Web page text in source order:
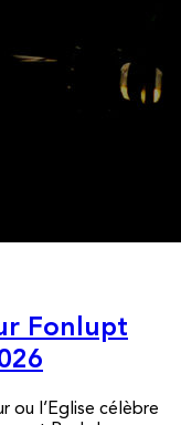
Fonlupt
ou l’Eglise célèbre